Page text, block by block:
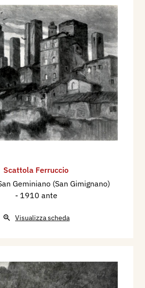
Scattola Ferruccio
Geminiano (San Gimignano)
- 1910 ante
Visualizza scheda